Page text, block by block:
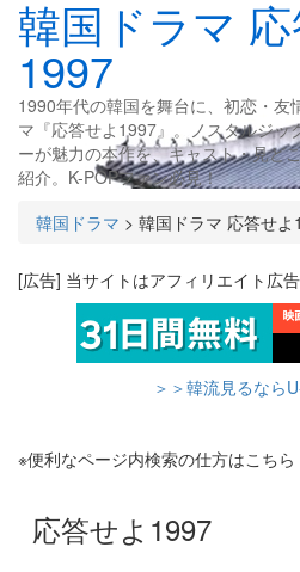
韓国ドラマ 応
1997
1990年代の韓国を舞台に、初恋・友
マ『応答せよ1997』。ノスタルジッ
ーが魅力の本作を、キャスト・見ど
紹介。K-POPファン必見！
韓国ドラマ > 韓国ドラマ 応答せよ
[広告] 当サイトはアフィリエイト広
＞＞韓流見るなら
※便利なページ内検索の仕方はこちら
応答せよ1997